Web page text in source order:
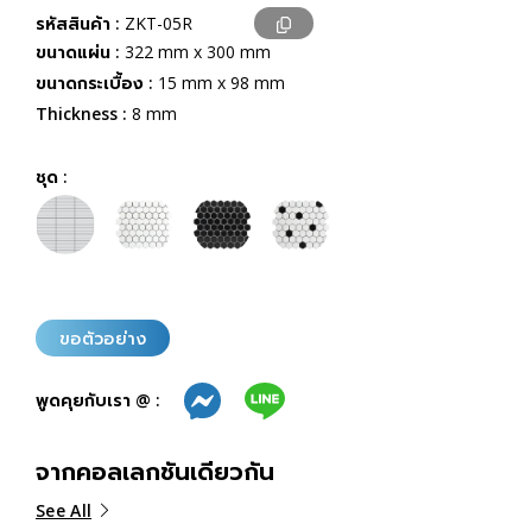
รหัสสินค้า : ZKT-05R
ขนาดแผ่น : 322 mm x 300 mm
ขนาดกระเบื้อง : 15 mm x 98 mm
Thickness : 8 mm
ชุด :
ขอตัวอย่าง
พูดคุยกับเรา @ :
จากคอลเลกชันเดียวกัน
See All